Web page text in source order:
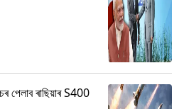
পেলাব ৰাছিয়াৰ S400